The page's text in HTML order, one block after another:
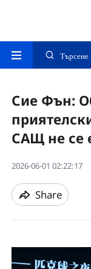
Търсене
Сие Фън:
САЩ не се
2026-06-01 02:22:17
Share